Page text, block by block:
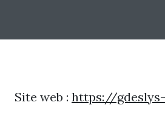
Site web : https://